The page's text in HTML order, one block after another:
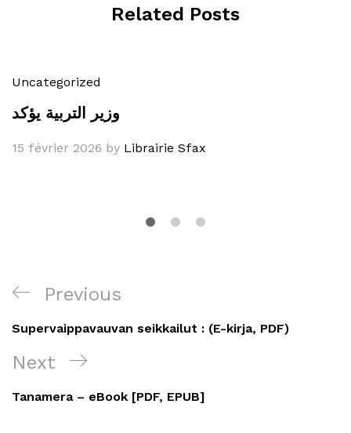
Related Posts
Uncategorized
وزير التربية يؤكد
15 février 2026 by Librairie Sfax
Navigation
de
l’article
Previous
Post
Previous
Supervaippavauvan seikkailut : (E-kirja, PDF)
Next
Post
Next
Tanamera – eBook [PDF, EPUB]